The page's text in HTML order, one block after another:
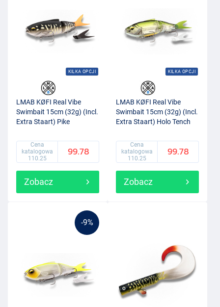
KILKA OPCJI
LMAB KØFI Real Vibe
Swimbait 15cm (32g) (Incl.
Extra Staart) Pike
Cena
katalogowa
110.25
99.78
Zobacz
KILKA OPCJI
LMAB KØFI Real Vibe
Swimbait 15cm (32g) (Incl.
Extra Staart) Holo Tench
Cena
katalogowa
110.25
99.78
Zobacz
-9%